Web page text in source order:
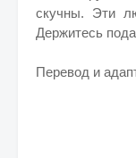
скучны. Эти
Держитесь
Перевод и